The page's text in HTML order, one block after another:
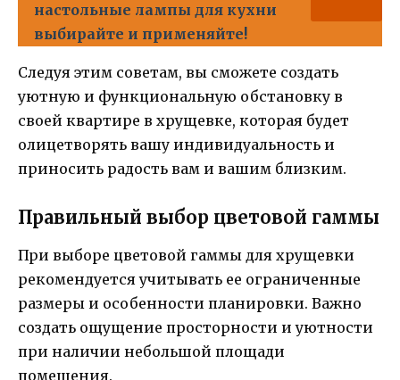
настольные лампы для кухни
выбирайте и применяйте!
Следуя этим советам, вы сможете создать
уютную и функциональную обстановку в
своей квартире в хрущевке, которая будет
олицетворять вашу индивидуальность и
приносить радость вам и вашим близким.
Правильный выбор цветовой гаммы
При выборе цветовой гаммы для хрущевки
рекомендуется учитывать ее ограниченные
размеры и особенности планировки. Важно
создать ощущение просторности и уютности
при наличии небольшой площади
помещения.